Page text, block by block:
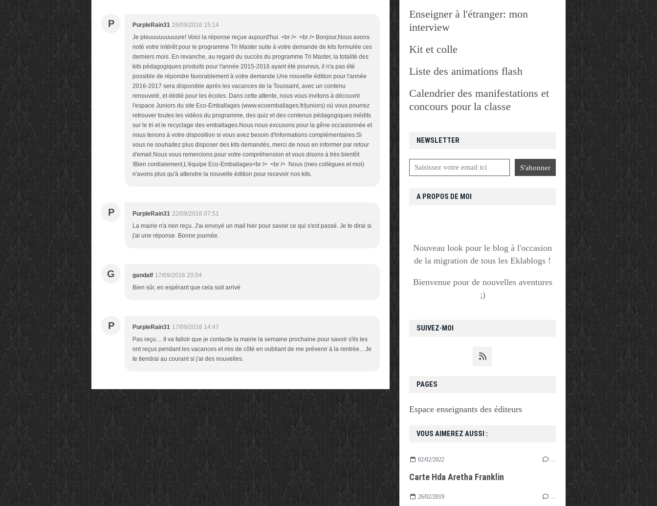
P PurpleRain31 26/09/2016 15:14
Je pleuuuuuuuuure! Voici la réponse reçue aujourd'hui. <br /> <br /> Bonjour,Nous avons
noté votre intérêt pour le programme Tri Master suite à votre demande de kits formulée ces
derniers mois. En revanche, au regard du succès du programme Tri Master, la totalité des
kits pédagogiques produits pour l'année 2015-2016 ayant été pourvus, il n'a pas été
possible de répondre favorablement à votre demande.Une nouvelle édition pour l'année
2016-2017 sera disponible après les vacances de la Toussaint, avec un contenu
renouvelé, et dédié pour les écoles. Dans cette attente, nous vous invitons à découvrir
l'espace Juniors du site Eco-Emballages (www.ecoemballages.fr/juniors) où vous pourrez
retrouver toutes les vidéos du programme, des quiz et des contenus pédagogiques inédits
sur le tri et le recyclage des emballages.Nous nous excusons pour la gêne occasionnée et
nous tenons à votre disposition si vous avez besoin d'informations complémentaires.Si
vous ne souhaitez plus disposer des kits demandés, merci de nous en informer par retour
d'email.Nous vous remercions pour votre compréhension et vous disons à très bientôt
!Bien cordialement,L'équipe Eco-Emballages<br /> <br /> Nous (mes collègues et moi)
n'avons plus qu'à attendre la nouvelle édition pour recevoir nos kits.
P PurpleRain31 22/09/2016 07:51
La mairie n'a rien reçu. J'ai envoyé un mail hier pour savoir ce qui s'est passé. Je te dirai si
j'ai une réponse. Bonne journée.
G gandalf 17/09/2016 20:04
Bien sûr, en espérant que cela soit arrivé
P PurpleRain31 17/09/2016 14:47
Pas reçu.... Il va falloir que je contacte la mairie la semaine prochaine pour savoir s'ils les
ont reçus pendant les vacances et mis de côté en oubliant de me prévenir à la rentrée... Je
te tiendrai au courant si j'ai des nouvelles.
NEWSLETTER
SUIVEZ-MOI
VOUS AIMEREZ AUSSI :
02/02/2022
Carte Hda Aretha Franklin
26/02/2019
PAGES
Espace enseignants des éditeurs
Enseigner à l'étranger: mon
interview
Kit et colle
Liste des animations flash
Calendrier des manifestations et
concours pour la classe
A PROPOS DE MOI
Nouveau look pour le blog à l'occasion
de la migration de tous les Eklablogs !
Bienvenue pour de nouvelles aventures
;)